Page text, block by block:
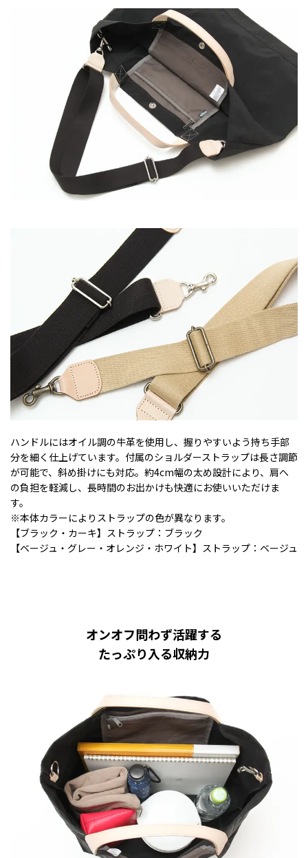
ハンドルにはオイル調の牛革を使用し、握りやすいよう持ち手部
分を細く仕上げています。付属のショルダーストラップは長さ調節
が可能で、斜め掛けにも対応。約4cm幅の太め設計により、肩へ
の負担を軽減し、長時間のお出かけも快適にお使いいただけま
す。
※本体カラーによりストラップの色が異なります。
【ブラック・カーキ】ストラップ：ブラック
【ベージュ・グレー・オレンジ・ホワイト】ストラップ：ベージュ
オンオフ問わず活躍する
たっぷり入る収納力